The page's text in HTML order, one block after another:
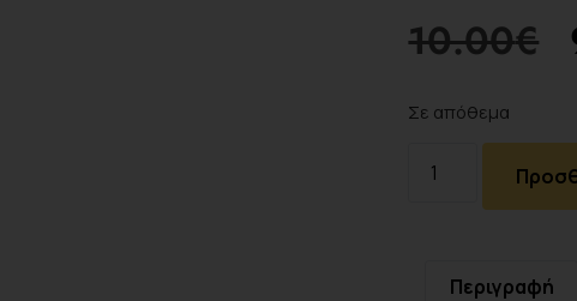
10.00€
Σε απόθεμα
Περιγραφή